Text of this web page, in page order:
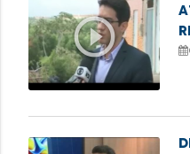
play_circle_outline